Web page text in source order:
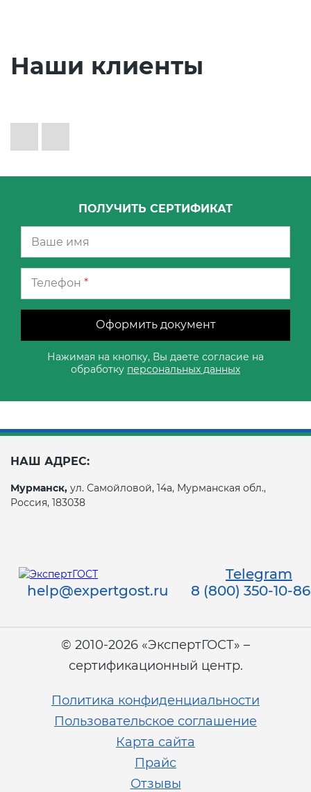
Наши клиенты
ПОЛУЧИТЬ СЕРТИФИКАТ
Телефон *
Оформить документ
Нажимая на кнопку, Вы даете согласие на
обработку персональных данных
НАШ АДРЕС:
Мурманск, ул. Самойловой, 14а, Мурманская обл.,
Россия, 183038
Telegram
help@expertgost.ru
8 (800) 350-10-86
© 2010-2026 «ЭкспертГОСТ» –
сертификационный центр.
Политика конфиденциальности
Пользовательское соглашение
Карта сайта
Прайс
Отзывы